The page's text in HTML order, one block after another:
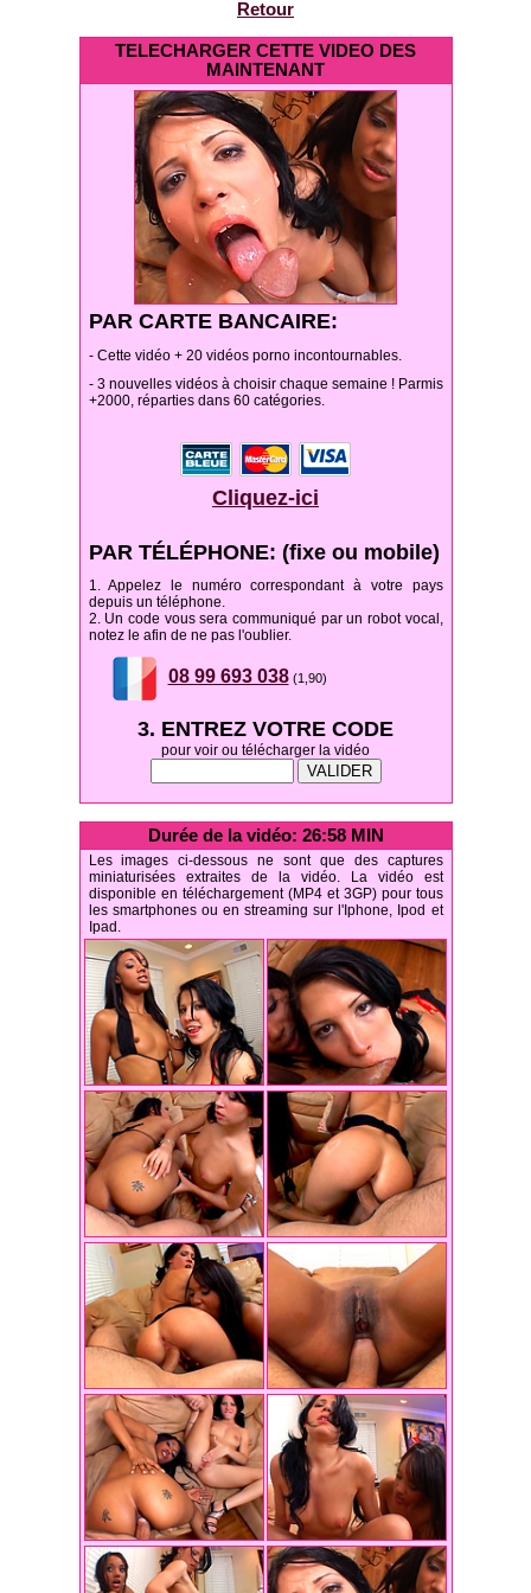
Retour
TELECHARGER CETTE VIDEO DES
MAINTENANT
PAR CARTE BANCAIRE:
- Cette vidéo + 20 vidéos porno incontournables.
- 3 nouvelles vidéos à choisir chaque semaine ! Parmis
+2000, réparties dans 60 catégories.
Cliquez-ici
PAR TÉLÉPHONE: (fixe ou mobile)
1. Appelez le numéro correspondant à votre pays
depuis un téléphone.
2. Un code vous sera communiqué par un robot vocal,
notez le afin de ne pas l'oublier.
08 99 693 038(1,90)
3. ENTREZ VOTRE CODE
pour voir ou télécharger la vidéo
Durée de la vidéo: 26:58 MIN
Les images ci-dessous ne sont que des captures
miniaturisées extraites de la vidéo. La vidéo est
disponible en téléchargement (MP4 et 3GP) pour tous
les smartphones ou en streaming sur l'Iphone, Ipod et
Ipad.